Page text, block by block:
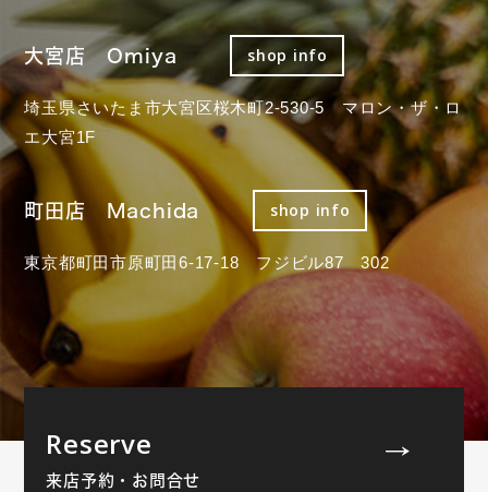
大宮店 Omiya shop info
埼玉県さいたま市大宮区桜木町2-530-5 マロン・ザ・ロ
エ大宮1F
町田店 Machida shop info
東京都町田市原町田6-17-18 フジビル87 302
Reserve
来店予約・お問合せ